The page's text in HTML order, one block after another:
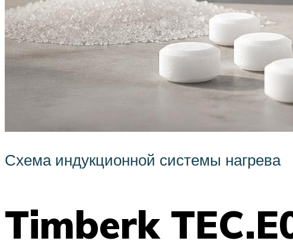
Схема индукционной системы нагрева
Timberk